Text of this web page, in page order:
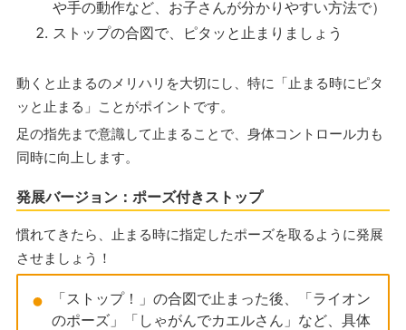
や手の動作など、お子さんが分かりやすい方法で）
ストップの合図で、ピタッと止まりましょう
動くと止まるのメリハリを大切にし、特に「止まる時にピタ
ッと止まる」ことがポイントです。
足の指先まで意識して止まることで、身体コントロール力も
同時に向上します。
発展バージョン：ポーズ付きストップ
慣れてきたら、止まる時に指定したポーズを取るように発展
させましょう！
「ストップ！」の合図で止まった後、「ライオン
のポーズ」「しゃがんでカエルさん」など、具体